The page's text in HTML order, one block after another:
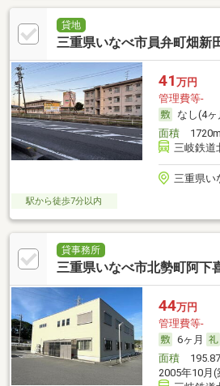
貸地
三重県いなべ市員弁町畑新
41 万円
管理費等-
なし(4ヶ
面積1720m
三岐鉄道
三重県い
駅から徒歩7分以内
貸事務所
三重県いなべ市北勢町阿下
44万円
管理費等-
6ヶ月
面積
2005年10月